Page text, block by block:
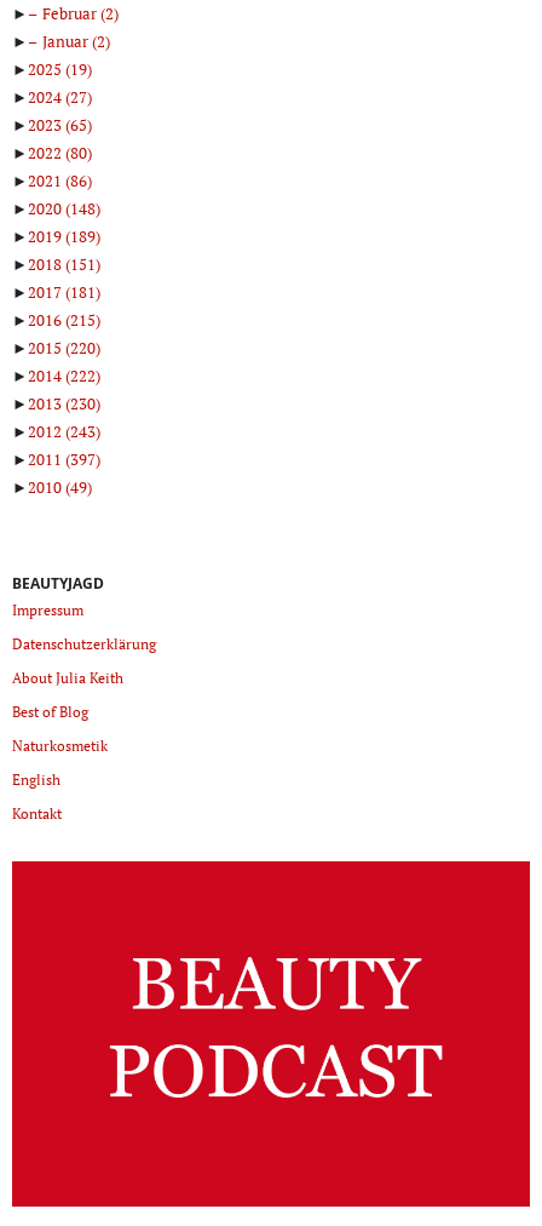
►
Februar(2)
►
Januar(2)
►2025 (19)
►2024(27)
►2023(65)
►2022 (80)
►2021 (86)
►2020(148)
►2019(189)
►2018(151)
►2017(181)
►2016(215)
►2015 (220)
►2014(222)
►2013(230)
►2012 (243)
►2011 (397)
►2010(49)
BEAUTYJAGD
Impressum
Datenschutzerklärung
About Julia Keith
Best of Blog
Naturkosmetik
English
Kontakt